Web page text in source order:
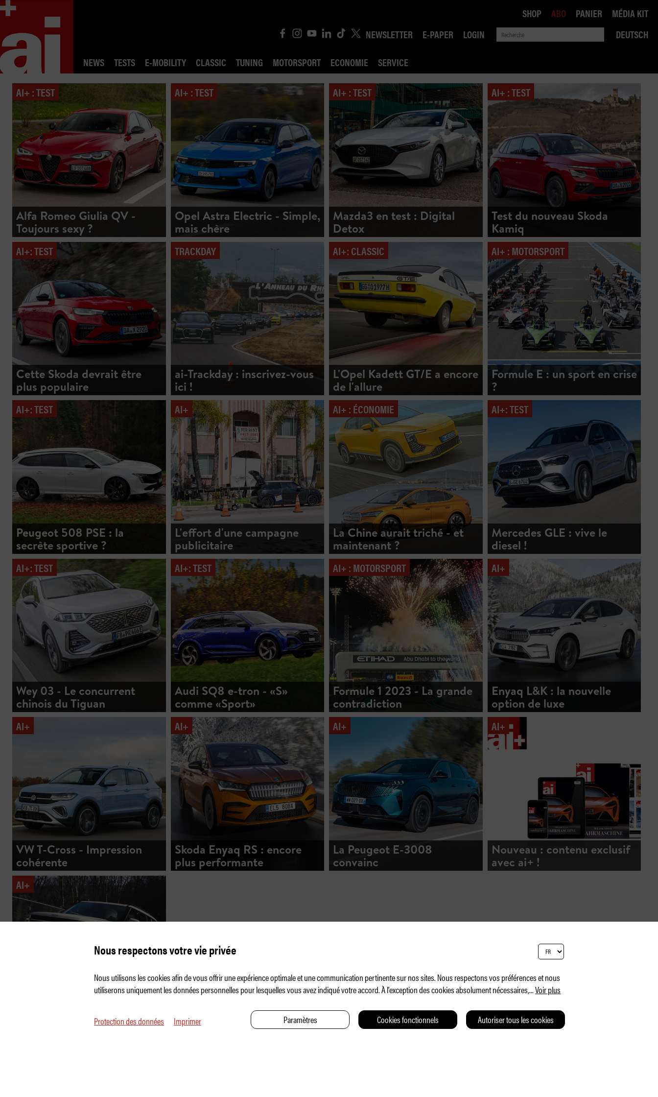
NEWSLETTER E-PAPER LOGIN
DEUTSCH
NEWS
TESTS E-MOBILITY CLASSIC TUNING MOTORSPORT ECONOMIE SERVICE
ROBIN ROAD
AI CONSEIL JURIDIQUE
POLITIQUE DES TRANSPORTS
SHOP ABO PANIER MÉDIA KIT
AI+ : TEST
Alfa Romeo Giulia QV -
Toujours sexy ?
AI+ : TEST
Opel Astra Electric - Simple,
mais chère
AI+ : TEST
Mazda3 en test : Digital
Detox
AI+ : TEST
Test du nouveau Skoda
Kamiq
AI+: TEST
Cette Skoda devrait être
plus populaire
TRACKDAY
ai-Trackday : inscrivez-vous
ici !
AI+: CLASSIC
L'Opel Kadett GT/E a encore
de l'allure
AI+ : MOTORSPORT
Formule E : un sport en crise
?
AI+: TEST
Peugeot 508 PSE : la
secrète sportive ?
AI+
L'effort d'une campagne
publicitaire
AI+ : ÉCONOMIE
La Chine aurait triché - et
maintenant ?
AI+: TEST
Mercedes GLE : vive le
diesel !
AI+: TEST
Wey 03 - Le concurrent
chinois du Tiguan
AI+: TEST
Audi SQ8 e-tron - «S»
comme «Sport»
AI+ : MOTORSPORT
Formule 1 2023 - La grande
contradiction
AI+
Enyaq L&K : la nouvelle
option de luxe
AI+
VW T-Cross - Impression
cohérente
AI+
Skoda Enyaq RS : encore
plus performante
AI+
La Peugeot E-3008
convainc
AI+
Nouveau : contenu exclusif
avec ai+ !
AI+
© 2026 Auto Illustrierte CONTACT CGV CHARTE DE CONFIDENTIALITÉ
Nous respectons votre vie privée
Nous utilisons les cookies afin de vous offrir une expérience optimale et une communication pertinente sur nos sites. Nous respectons vos préférences et nous
utiliserons uniquement les données personnelles pour lesquelles vous avez indiqué votre accord. À l'exception des cookies absolument nécessaires,...Voir plus
Protection des données Imprimer Paramètres Cookies fonctionnels Autoriser tous les cookies